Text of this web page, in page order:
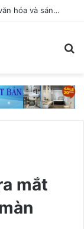
Việt Nam hướng tới trở thành trung tâm văn hóa và sáng tạo hàng đầu khu vực
mắt